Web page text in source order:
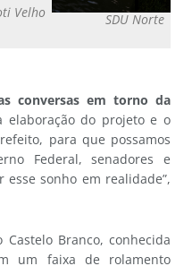
Velho SDU Norte
conversas em torno da
elaboração do projeto e o
para que possamos
Federal, senadores e
sonho em realidade”,
Branco, conhecida
um faixa de rolamento